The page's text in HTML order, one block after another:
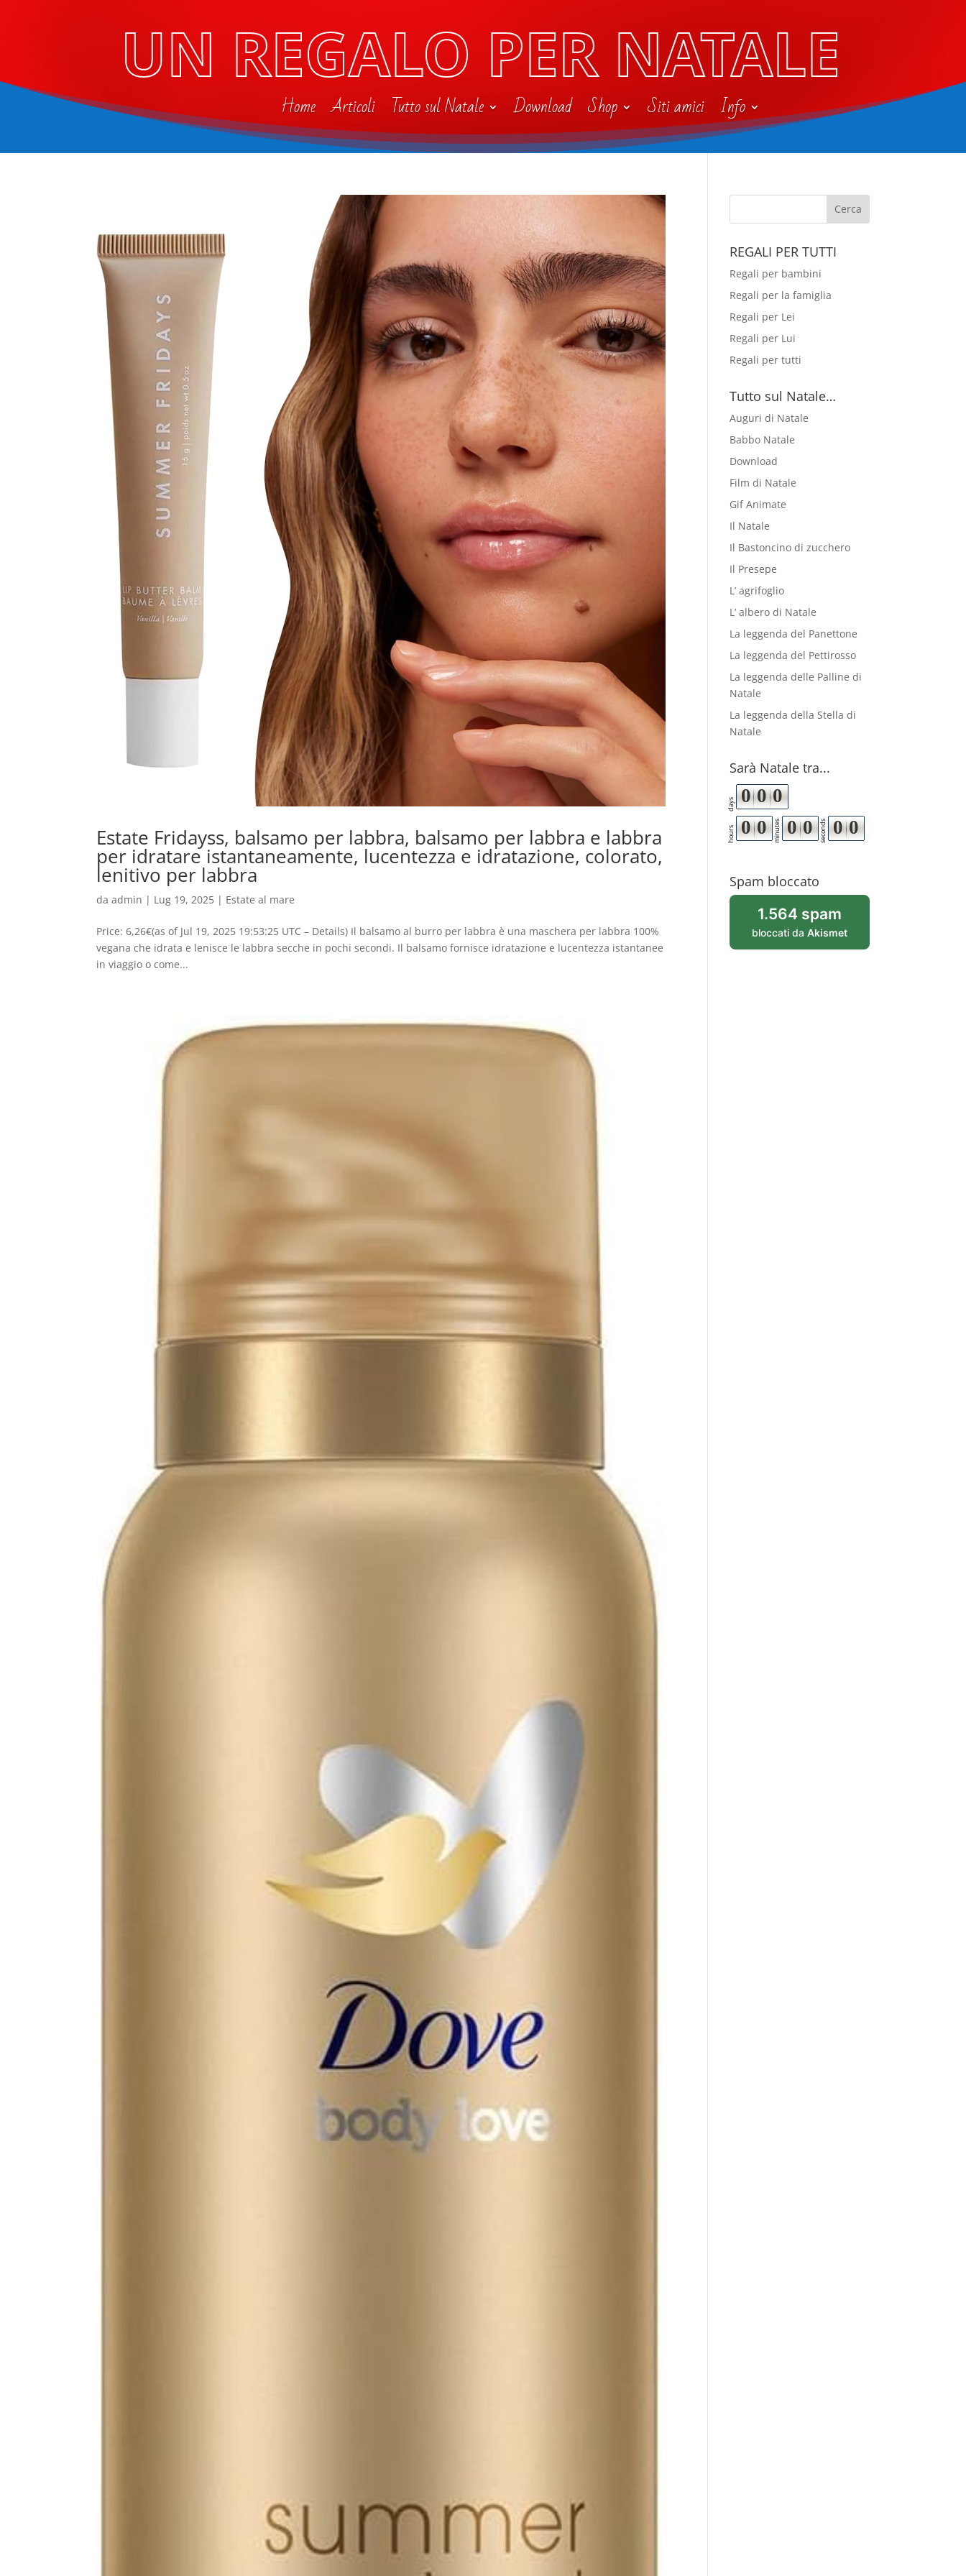
UN REGALO PER NATALE
Home Articoli Tutto sul Natale Download Shop Siti amici Info
Estate Fridayss, balsamo per labbra, balsamo per labbra e labbra
per idratare istantaneamente, lucentezza e idratazione, colorato,
lenitivo per labbra
daadmin | Lug 19, 2025 | Estate al mare
Price: 6,26€(as of Jul 19, 2025 19:53:25 UTC – Details) Il balsamo al burro per labbra è una maschera per labbra 100%
vegana che idrata e lenisce le labbra secche in pochi secondi. Il balsamo fornisce idratazione e lucentezza istantanee
in viaggio o come...
REGALI PER TUTTI
Regali per bambini
Regali per la famiglia
Regali per Lei
Regali per Lui
Regali per tutti
Tutto sul Natale…
Auguri di Natale
Babbo Natale
Download
Film di Natale
Gif Animate
Il Natale
Il Bastoncino di zucchero
Il Presepe
L’ agrifoglio
L’ albero di Natale
La leggenda del Panettone
La leggenda del Pettirosso
La leggenda delle Palline di
Natale
La leggenda della Stella di
Natale
Sarà Natale tra...
days 0 0 0
hours 0 0 minutes 0 0 seconds 0 0
Spam bloccato
1.564 spam
bloccati da Akismet